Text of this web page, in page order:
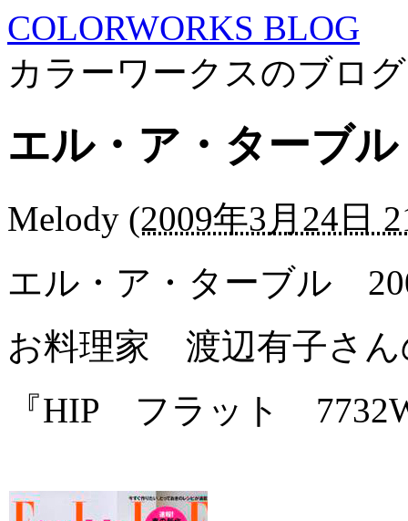
COLORWORKS BLOG
カラーワークスのブロ
エル・ア・ターブ
Melody (2009年3月24日
エル・ア・ターブル
お料理家 渡辺有子さん
『HIP フラット